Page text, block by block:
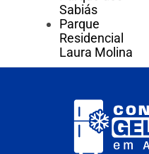
Sabiás
Parque
Residencial
Laura Molina